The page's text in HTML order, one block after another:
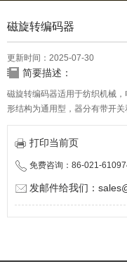
磁旋转编码器
更新时间：2025-07-30
简要描述：
磁旋转编码器适用于纺织机械
形结构为通用型，器分有带开
主，行程长度多样可供客户选
感。
打印当前页
免费咨询：86-021-
发邮件给我们：